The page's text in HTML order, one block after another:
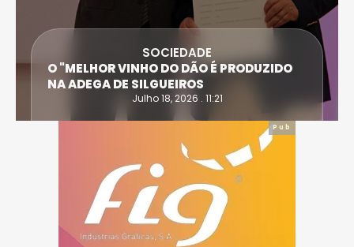
SOCIEDADE
O "MELHOR VINHO DO DÃO É PRODUZIDO
NA ADEGA DE SILGUEIROS
Julho 18, 2026 . 11:21
Pub